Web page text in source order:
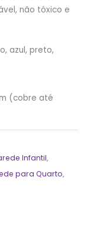
não tóxico e
azul, preto,
(cobre até
Infantil,
para Quarto,